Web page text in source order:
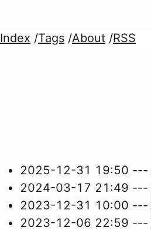
Index /Tags /About /RSS
2025-12-31 19:50 ---
2024-03-17 21:49 ---
2023-12-31 10:00 ---
2023-12-06 22:59 ---